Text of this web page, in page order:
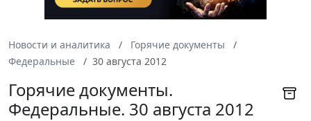
Новости и аналитика
Горячие документы
Федеральные
30 августа 2012
Горячие документы.
Федеральные. 30 августа 2012